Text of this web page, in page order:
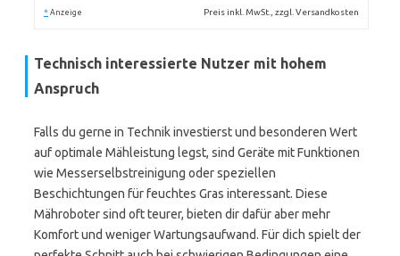
* Anzeige Preis inkl. MwSt., zzgl. Versandkosten
Technisch interessierte Nutzer mit hohem
Anspruch
Falls du gerne in Technik investierst und besonderen Wert
auf optimale Mähleistung legst, sind Geräte mit Funktionen
wie Messerselbstreinigung oder speziellen
Beschichtungen für feuchtes Gras interessant. Diese
Mähroboter sind oft teurer, bieten dir dafür aber mehr
Komfort und weniger Wartungsaufwand. Für dich spielt der